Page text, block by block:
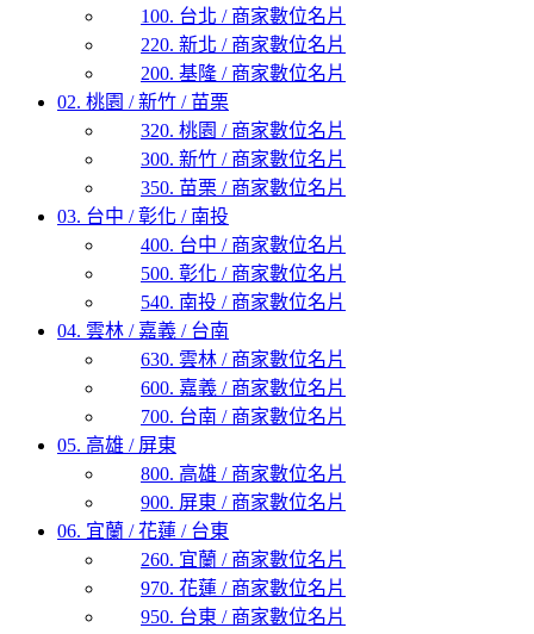
100. 台北 / 商家數位名片
220. 新北 / 商家數位名片
200. 基隆 / 商家數位名片
02. 桃園 / 新竹 / 苗栗
320. 桃園 / 商家數位名片
300. 新竹 / 商家數位名片
350. 苗栗 / 商家數位名片
03. 台中 / 彰化 / 南投
400. 台中 / 商家數位名片
500. 彰化 / 商家數位名片
540. 南投 / 商家數位名片
04. 雲林 / 嘉義 / 台南
630. 雲林 / 商家數位名片
600. 嘉義 / 商家數位名片
700. 台南 / 商家數位名片
05. 高雄 / 屏東
800. 高雄 / 商家數位名片
900. 屏東 / 商家數位名片
06. 宜蘭 / 花蓮 / 台東
260. 宜蘭 / 商家數位名片
970. 花蓮 / 商家數位名片
950. 台東 / 商家數位名片